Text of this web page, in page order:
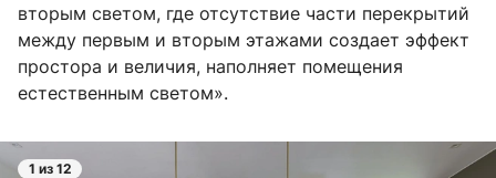
вторым светом, где отсутствие части перекрытий
между первым и вторым этажами создает эффект
простора и величия, наполняет помещения
естественным светом».
1 из 12